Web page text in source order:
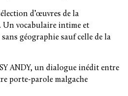
d’œuvres de la
Un vocabulaire intime et
géographie sauf celle de la
ANDY, un dialogue inédit entre
porte-parole malgache